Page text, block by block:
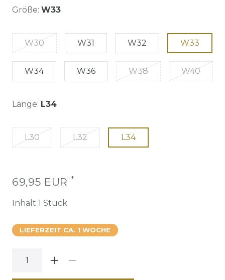
Größe: W33
W30 W31 W32 W33
W34 W36 W38 W40
Länge: L34
L30 L32 L34
69,95 EUR *
Inhalt 1 Stück
LIEFERZEIT CA. 1 WOCHE